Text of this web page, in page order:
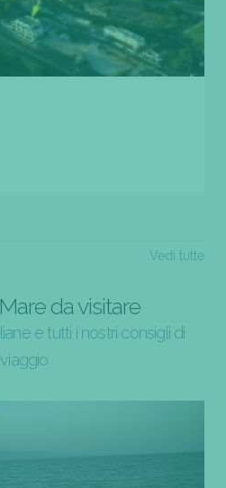
Vedi tutte
da visitare
e tutti i nostri consigli di
viaggio